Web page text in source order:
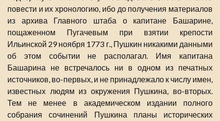
повести и их хронологию, ибо до получения материалов
из архива Главного штаба о капитане Башарине,
пощаженном Пугачевым при взятии крепости
Ильинской 29 ноября 1773 г., Пушкин никакими данными
об этом событии не располагал. Имя капитана
Башарина не встречалось ни в одном из печатных
источников, во-первых, и не принадлежало к числу имен,
известных людям из окружения Пушкина, во-вторых.
Тем не менее в академическом издании полного
собрания сочинений Пушкина планы исторических